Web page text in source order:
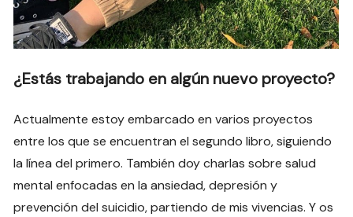
¿Estás trabajando en algún nuevo proyecto?
Actualmente estoy embarcado en varios proyectos
entre los que se encuentran el segundo libro, siguiendo
la línea del primero. También doy charlas sobre salud
mental enfocadas en la ansiedad, depresión y
prevención del suicidio, partiendo de mis vivencias. Y os